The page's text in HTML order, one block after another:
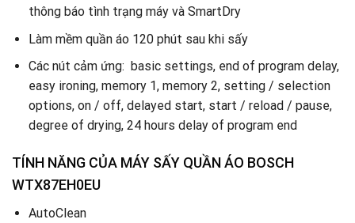
thông báo tình trạng máy và SmartDry
Làm mềm quần áo 120 phút sau khi sấy
Các nút cảm ứng: basic settings, end of program delay,
easy ironing, memory 1, memory 2, setting / selection
options, on / off, delayed start, start / reload / pause,
degree of drying, 24 hours delay of program end
TÍNH NĂNG CỦA MÁY SẤY QUẦN ÁO BOSCH
WTX87EH0EU
AutoClean